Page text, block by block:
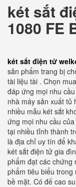
két sắt
1080 FE
két sắt điện tử
sản phẩm trang bị
tài liệu tài . Chọn
đáp ứng mọi nhu
nhà máy sản xuất tủ
nhiều mẫu két sắt
ứng mọi nhu cầu
tại nhiều tỉnh thành
là địa chỉ uy tín để
két sắt điện tử gia
phẩm đạt các chứng
phẩm tiêu biểu
bề mặt. Có đế cao